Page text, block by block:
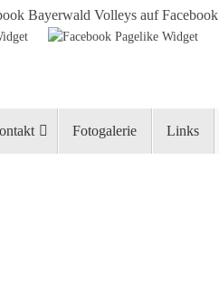
Bayerwald Volleys auf Facebook
Fotogalerie Links